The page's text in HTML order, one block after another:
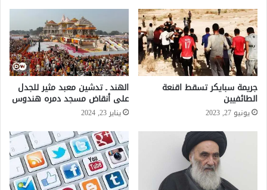
جريمة سبايكر تسقط اقنعة
الطائفيين
يونيو 27, 2023
الهند ـ تدشين معبد مثير للجدل
على أنقاض مسجد دمره هندوس
يناير 23, 2024